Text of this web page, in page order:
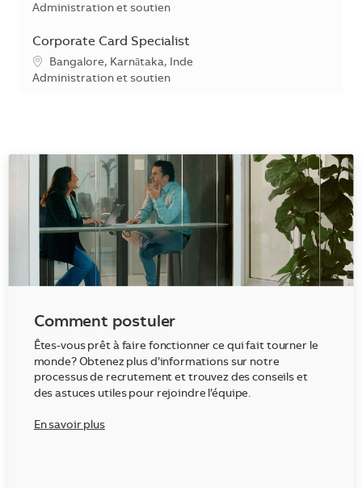
Catégorie
Administration et soutien
Corporate Card Specialist
Emplacement
Bangalore, Karnātaka, Inde
Catégorie
Administration et soutien
Comment postuler
Êtes-vous prêt à faire fonctionner ce qui fait tourner le
monde? Obtenez plus d’informations sur notre
processus de recrutement et trouvez des conseils et
des astuces utiles pour rejoindre l’équipe.
En savoir plus